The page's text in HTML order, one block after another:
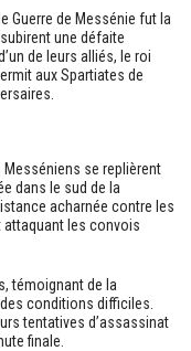
Guerre de Messénie fut la
une défaite
de leurs alliés, le roi
aux Spartiates de
se replièrent
dans le sud de la
acharnée contre les
attaquant les convois
témoignant de la
conditions difficiles.
tentatives d’assassinat
finale.